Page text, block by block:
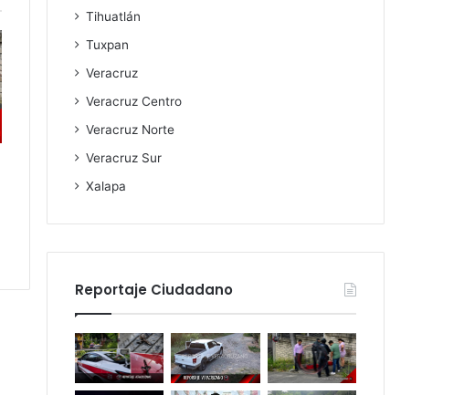
Tihuatlán
Tuxpan
Veracruz
Veracruz Centro
Veracruz Norte
Veracruz Sur
Xalapa
Reportaje Ciudadano